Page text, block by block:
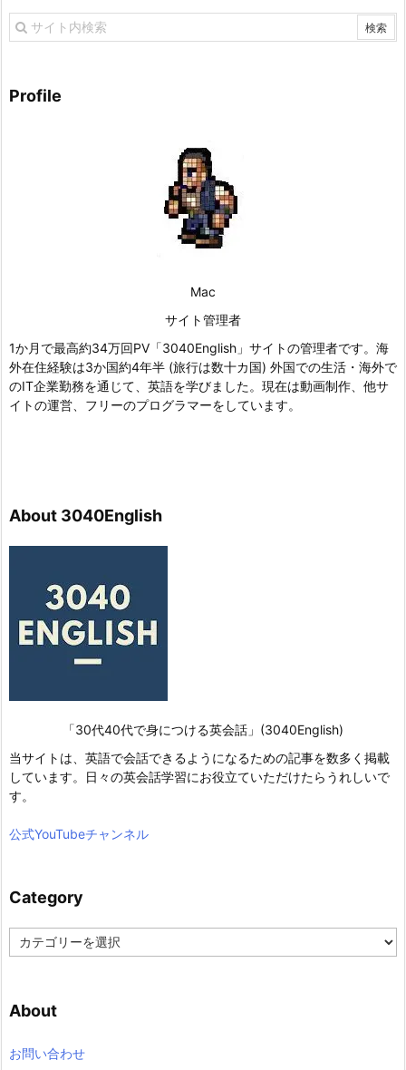
Profile
Mac
サイト管理者
1か月で最高約34万回PV「3040English」サイトの管理者です。海
外在住経験は3か国約4年半 (旅行は数十カ国) 外国での生活・海外で
のIT企業勤務を通じて、英語を学びました。現在は動画制作、他サ
イトの運営、フリーのプログラマーをしています。
About 3040English
「30代40代で身につける英会話」(3040English)
当サイトは、英語で会話できるようになるための記事を数多く掲載
しています。日々の英会話学習にお役立ていただけたらうれしいで
す。
公式YouTubeチャンネル
Category
a
g
r
About
お問い合わせ